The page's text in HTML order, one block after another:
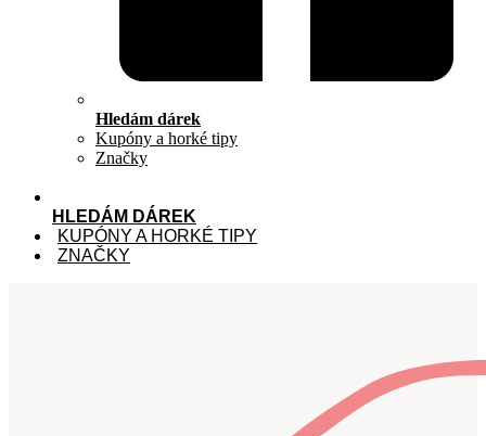
Hledám dárek
Kupóny a horké tipy
Značky
HLEDÁM DÁREK
KUPÓNY A HORKÉ TIPY
ZNAČKY